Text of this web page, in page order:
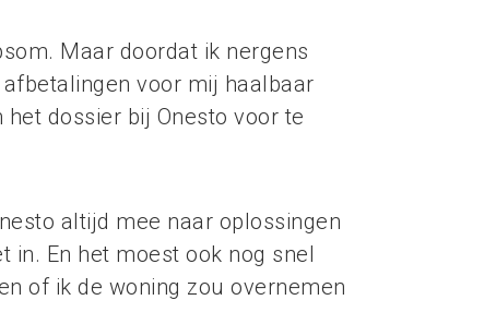
Maar doordat ik nergens
voor mij haalbaar
dossier bij Onesto voor te
altijd mee naar oplossingen
in. En het moest ook nog snel
of ik de woning zou overnemen